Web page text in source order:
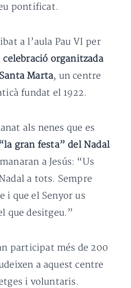
pontificat.
a l’aula Pau VI per
celebració organitzada
Marta, un centre
fundat el 1922.
als nenes que es
gran festa” del Nadal
a Jesús: “Us
a tots. Sempre
i que el Senyor us
que desitgeu.”
participat més de 200
a aquest centre
i voluntaris.